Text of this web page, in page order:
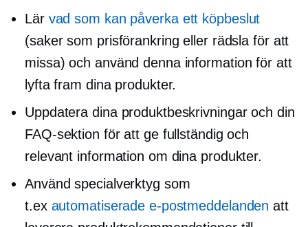
Lär vad som kan påverka ett köpbeslut
(saker som prisförankring eller rädsla för att
missa) och använd denna information för att
lyfta fram dina produkter.
Uppdatera dina produktbeskrivningar och din
FAQ-sektion för att ge fullständig och
relevant information om dina produkter.
Använd specialverktyg som
t.ex automatiserade e-postmeddelanden att